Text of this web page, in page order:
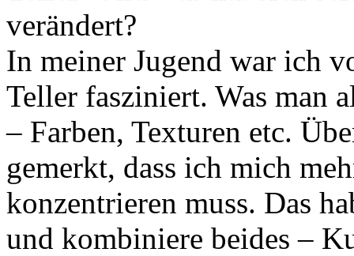
verändert?
In meiner Jugend war ich
Teller fasziniert. Was man
– Farben, Texturen etc.
gemerkt, dass ich mich
konzentrieren muss. Das
und kombiniere beides –